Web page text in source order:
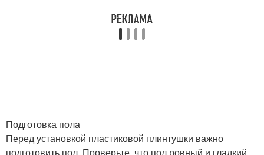
Подготовка пола
Перед установкой пластиковой плинтушки важно